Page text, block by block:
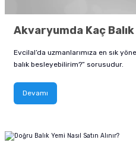
Akvaryumda Kaç
Evcilal’da uzmanlarımıza en sık
balık besleyebilirim?” sorusudur.
Devamı